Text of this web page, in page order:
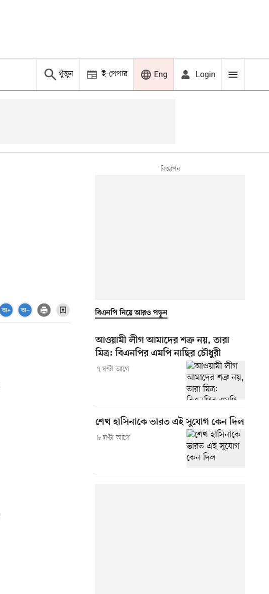
খুঁজুন ই-পেপার Eng Login
বিএনপি নিয়ে আরও পড়ুন
আওয়ামী লীগ আমাদের শত্রু নয়, তারা
মিত্র: বিএনপির এমপি নাছির চৌধুরী
৭ ঘণ্টা আগে
শেখ হাসিনাকে ভারত এই সুযোগ কেন দিল
৮ ঘণ্টা আগে